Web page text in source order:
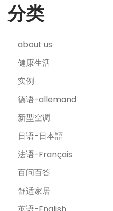
分类
about us
健康生活
实例
德语-allemand
新型空调
日语-日本語
法语-Français
百问百答
舒适家居